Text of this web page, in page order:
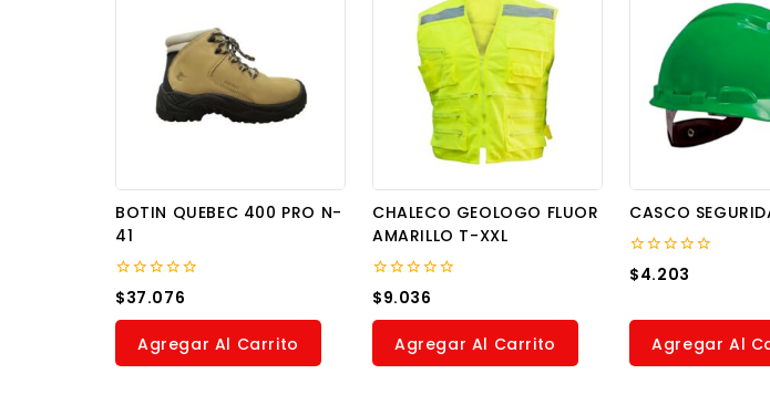
BOTIN QUEBEC 400 PRO N-
41
0
out
of
$37.076
Agregar Al Carrito
CHALECO GEOLOGO FLUOR
AMARILLO T-XXL
0
out
of
$9.036
Agregar Al Carrito
CASCO
0
out
$4.203
Agregar Al